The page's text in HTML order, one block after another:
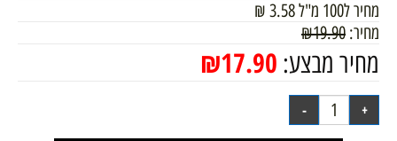
מחיר ל100 מ"ל
3.58
₪
מחיר:
₪19.90
מחיר מבצע: ₪17.90